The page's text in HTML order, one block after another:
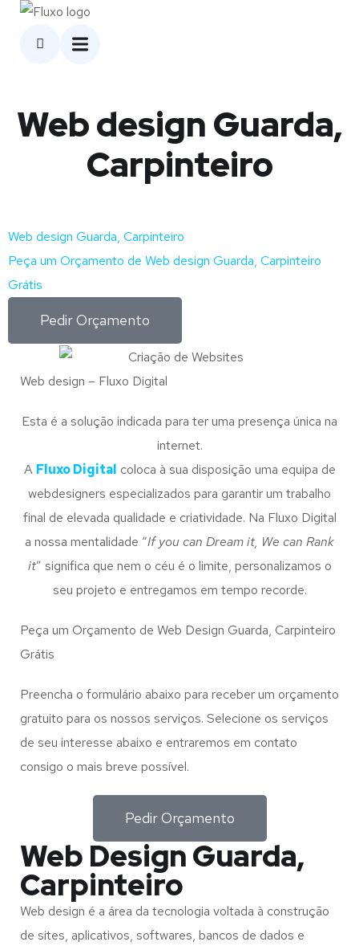
Web design Guarda,
Carpinteiro
Web design Guarda, Carpinteiro
Peça um Orçamento de Web design Guarda, Carpinteiro
Grátis
Pedir Orçamento
Web design – Fluxo Digital
Esta é a solução indicada para ter uma presença única na
internet.
A Fluxo Digital coloca à sua disposição uma equipa de
webdesigners especializados para garantir um trabalho
final de elevada qualidade e criatividade. Na Fluxo Digital
a nossa mentalidade “If you can Dream it, We can Rank
it” significa que nem o céu é o limite, personalizamos o
seu projeto e entregamos em tempo recorde.
Peça um Orçamento de Web Design Guarda, Carpinteiro
Grátis
Preencha o formulário abaixo para receber um orçamento
gratuito para os nossos serviços. Selecione os serviços
de seu interesse abaixo e entraremos em contato
consigo o mais breve possível.
Pedir Orçamento
Web Design Guarda,
Carpinteiro
Web design é a área da tecnologia voltada à construção
de sites, aplicativos, softwares, bancos de dados e